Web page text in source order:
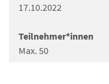
17.10.2022
Teilnehmer*innen
Max. 50